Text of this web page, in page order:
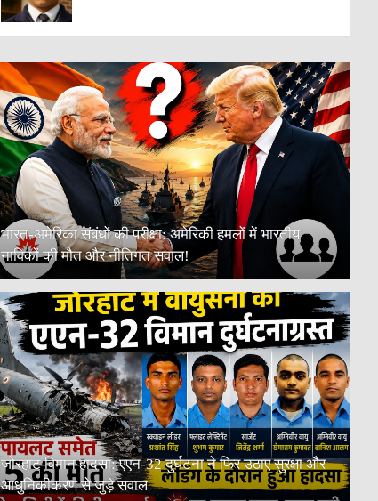
भारत-अमेरिका संबंधों की परीक्षा: अमेरिकी हमलों में भारतीय
नाविकों की मौत और नीतिगत सवाल!
जोरहाट विमान हादसा: एएन-32 दुर्घटना ने फिर उठाए सुरक्षा और
आधुनिकीकरण से जुड़े सवाल